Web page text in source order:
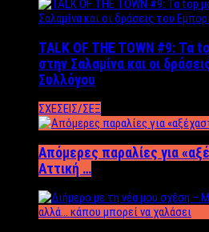
TALK OF THE TOWN #9: Τα
στην Σαλαμίνα και οι
Συλλόγου
ΣΧΕΣΕΙΣ/ΣΕΞ
Απόμερες παραλίες για
Αττική …